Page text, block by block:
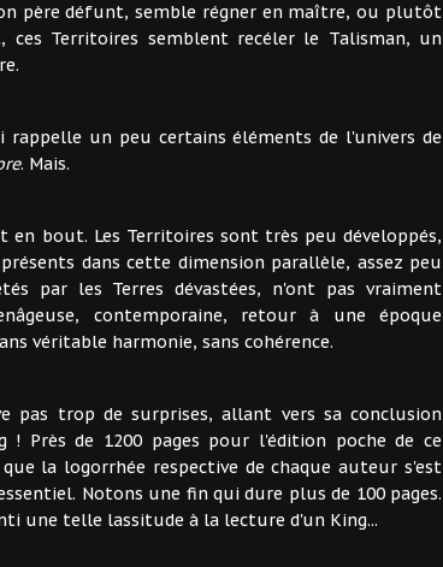
père défunt, semble régner en maître, ou plutôt
ces Territoires semblent recéler le Talisman, un
un peu certains éléments de l'univers de
. Mais.
en bout. Les Territoires sont très peu développés,
dans cette dimension parallèle, assez peu
par les Terres dévastées, n'ont pas vraiment
contemporaine, retour à une époque
véritable harmonie, sans cohérence.
pas trop de surprises, allant vers sa conclusion
! Près de 1200 pages pour l'édition poche de ce
la logorrhée respective de chaque auteur s'est
Notons une fin qui dure plus de 100 pages.
une telle lassitude à la lecture d'un King...